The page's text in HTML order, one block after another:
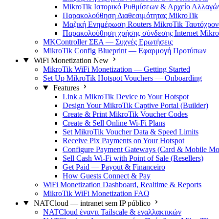
MikroTik Ιστορικό Ρυθμίσεων & Αρχείο
Παρακολούθηση Διαθεσιμότητας MikroTik
Μαζική Ενημέρωση Routers MikroTik
Παρακολούθηση χρήσης σύνδεσης Internet
MKController ΣΕΑ — Συχνές Ερωτήσεις
MikroTik Config Blueprint — Εφαρμογή Προτύπων
WiFi Monetization New
MikroTik WiFi Monetization — Getting Started
Set Up MikroTik Hotspot Vouchers — Onboarding
Features
Link a MikroTik Device to Your Hotspot
Design Your MikroTik Captive Portal (Builder)
Create & Print MikroTik Voucher Codes
Create & Sell Online Wi-Fi Plans
Set MikroTik Voucher Data & Speed Limits
Receive Pix Payments on Your Hotspot
Configure Payment Gateways (Card & Mobile
Sell Cash Wi-Fi with Point of Sale (Resellers)
Get Paid — Payout & Financeiro
How Guests Connect & Pay
WiFi Monetization Dashboard, Realtime & Reports
MikroTik WiFi Monetization FAQ
NATCloud — intranet sem IP público
NATCloud έναντι Tailscale & εναλλακτικών